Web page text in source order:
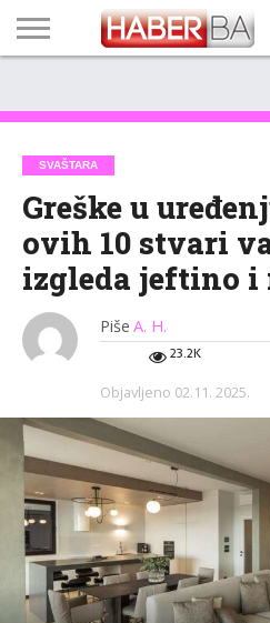
TECH
PROGRAM
PROGNOZA
PUTEVIMA
LISTA
NAMA
SVAŠTARA
Greške u
ovih 10 stvari
izgleda jeftino i
Piše A. H.
23.2K
Objavljeno 02.11. 2025.